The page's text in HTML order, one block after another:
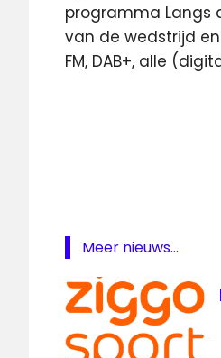
programma Langs
van de wedstrijd
FM, DAB+, alle
Polen -
Nederland
sbs6
Meer nieuws...